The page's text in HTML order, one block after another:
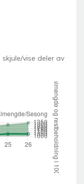
vise deler av